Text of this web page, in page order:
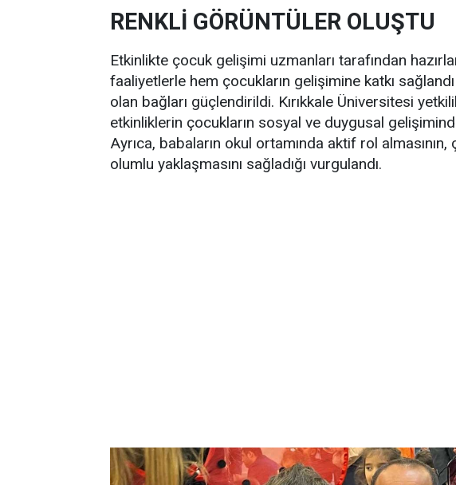
RENKLİ GÖRÜNTÜLER OLUŞTU
Etkinlikte çocuk gelişimi uzmanları tarafından
faaliyetlerle hem çocukların gelişimine katkı
olan bağları güçlendirildi. Kırıkkale Üniversitesi
etkinliklerin çocukların sosyal ve duygusal
Ayrıca, babaların okul ortamında aktif rol
olumlu yaklaşmasını sağladığı vurgulandı.